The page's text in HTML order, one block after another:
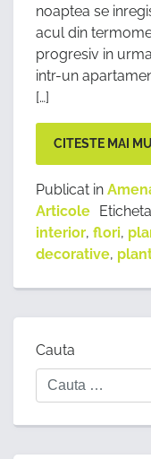
noaptea se
acul din
progresiv in
intr-un
[…]
CITESTE MAI
Publicat in
Articole
interior, flori,
decorative,
Cauta